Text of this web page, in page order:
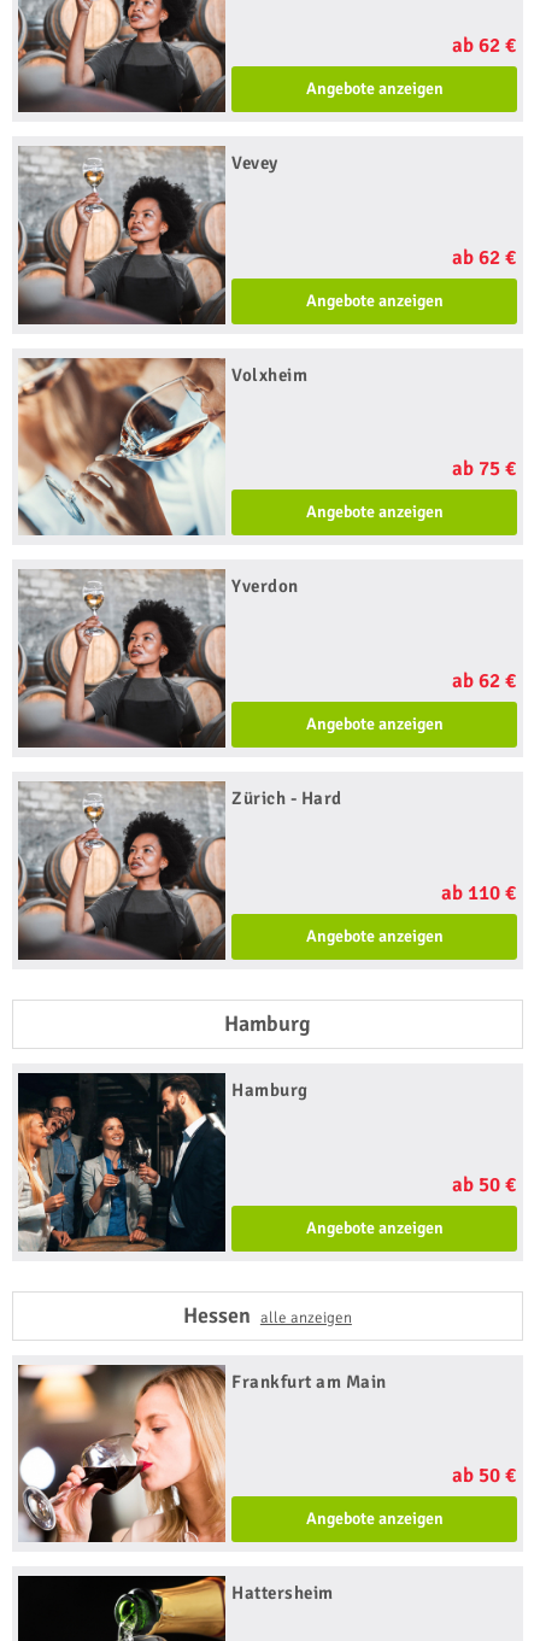
ab 62 €
Angebote anzeigen
Vevey
ab 62 €
Angebote anzeigen
Volxheim
ab 75 €
Angebote anzeigen
Yverdon
ab 62 €
Angebote anzeigen
Zürich - Hard
ab 110 €
Angebote anzeigen
Hamburg
Hamburg
ab 50 €
Angebote anzeigen
Hessen alle anzeigen
Frankfurt am Main
ab 50 €
Angebote anzeigen
Hattersheim